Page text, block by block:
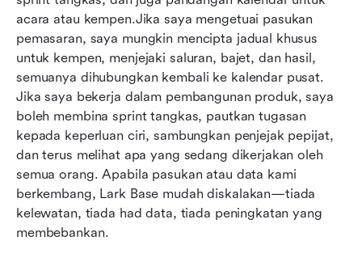
acara atau kempen.Jika saya mengetuai pasukan
pemasaran, saya mungkin mencipta jadual khusus
untuk kempen, menjejaki saluran, bajet, dan hasil,
semuanya dihubungkan kembali ke kalendar pusat.
Jika saya bekerja dalam pembangunan produk, saya
boleh membina sprint tangkas, pautkan tugasan
kepada keperluan ciri, sambungkan penjejak pepijat,
dan terus melihat apa yang sedang dikerjakan oleh
semua orang. Apabila pasukan atau data kami
berkembang, Lark Base mudah diskalakan—tiada
kelewatan, tiada had data, tiada peningkatan yang
membebankan.